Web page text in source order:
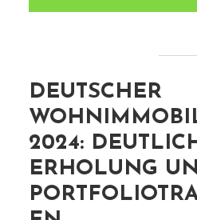
DEUTSCHER
2024:
ERHOLUNG